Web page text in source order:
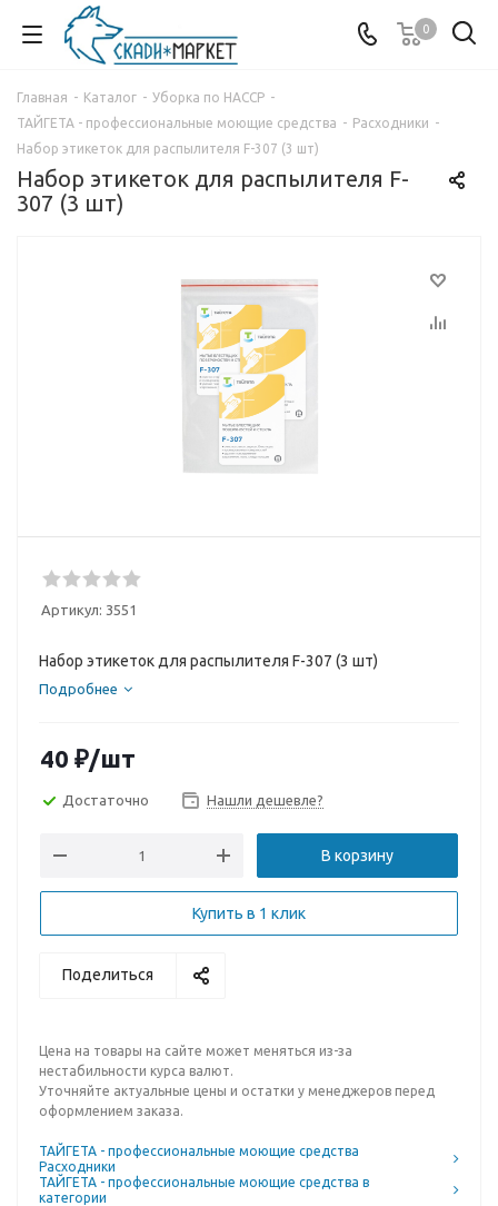
0
Главная - Каталог - Уборка по HACCP -
ТАЙГЕТА - профессиональные моющие средства - Расходники -
Набор этикеток для распылителя F-307 (3 шт)
Набор этикеток для распылителя F-
307 (3 шт)
Артикул: 3551
Набор этикеток для распылителя F-307 (3 шт)
Подробнее
40 ₽/шт
Достаточно Нашли дешевле?
В корзину
Купить в 1 клик
Поделиться
Цена на товары на сайте может меняться из-за
нестабильности курса валют.
Уточняйте актуальные цены и остатки у менеджеров перед
оформлением заказа.
ТАЙГЕТА - профессиональные моющие средства
Расходники
ТАЙГЕТА - профессиональные моющие средства в
категории